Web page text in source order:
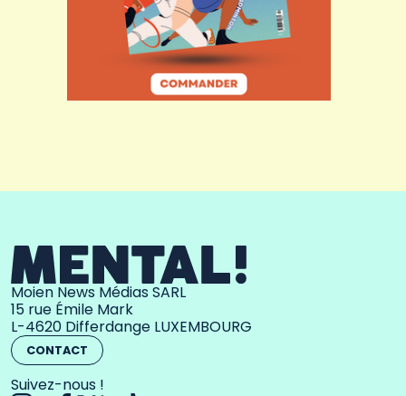
Moien News Médias SARL
15 rue Émile Mark
L-4620 Differdange LUXEMBOURG
CONTACT
Suivez-nous !